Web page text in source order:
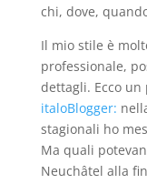
chi, dove,
Il mio stile è
professionale,
dettagli. Ecco
italoBlogger:
stagionali ho
Ma quali
Neuchâtel alla